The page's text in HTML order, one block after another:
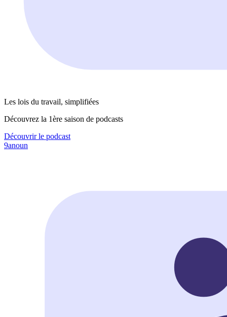
Les lois du travail, simplifiées
Découvrez la 1ère saison de podcasts
Découvrir le podcast
9anoun